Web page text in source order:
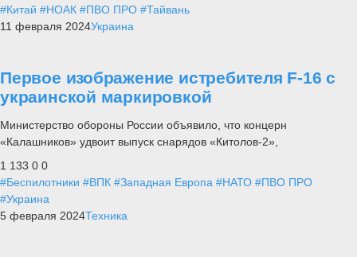
#Китай #НОАК #ПВО ПРО #Тайвань
11 февраля 2024Украина
Первое изображение истребителя F-16 с
украинской маркировкой
Министерство обороны России объявило, что концерн
«Калашников» удвоит выпуск снарядов «Китолов-2»,
1 133 0 0
#Беспилотники #ВПК #Западная Европа #НАТО #ПВО ПРО
#Украина
5 февраля 2024Техника